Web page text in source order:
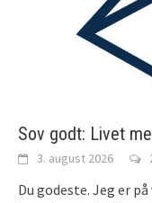
Sov godt: Livet
3. august 2026
Du godeste. Jeg er